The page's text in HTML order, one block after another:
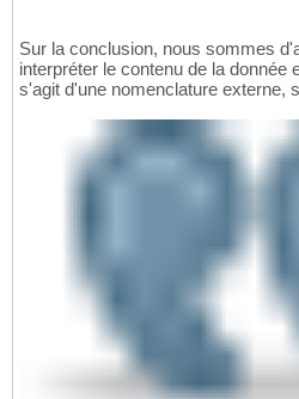
Sur la conclusion, nous sommes
interpréter le contenu de la donnée
s'agit d'une nomenclature externe,